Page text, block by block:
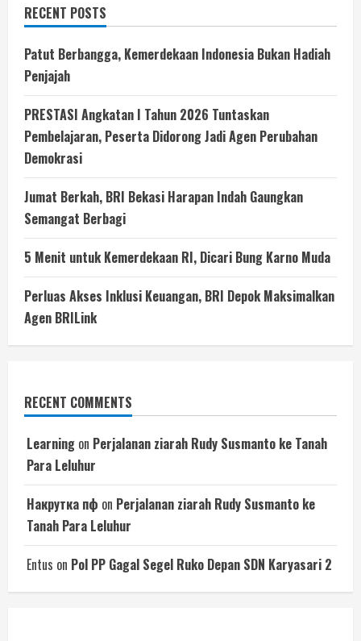
RECENT POSTS
Patut Berbangga, Kemerdekaan Indonesia Bukan Hadiah
Penjajah
PRESTASI Angkatan I Tahun 2026 Tuntaskan
Pembelajaran, Peserta Didorong Jadi Agen Perubahan
Demokrasi
Jumat Berkah, BRI Bekasi Harapan Indah Gaungkan
Semangat Berbagi
5 Menit untuk Kemerdekaan RI, Dicari Bung Karno Muda
Perluas Akses Inklusi Keuangan, BRI Depok Maksimalkan
Agen BRILink
RECENT COMMENTS
Learning on Perjalanan ziarah Rudy Susmanto ke Tanah
Para Leluhur
Накрутка пф on Perjalanan ziarah Rudy Susmanto ke
Tanah Para Leluhur
Entus on Pol PP Gagal Segel Ruko Depan SDN Karyasari 2